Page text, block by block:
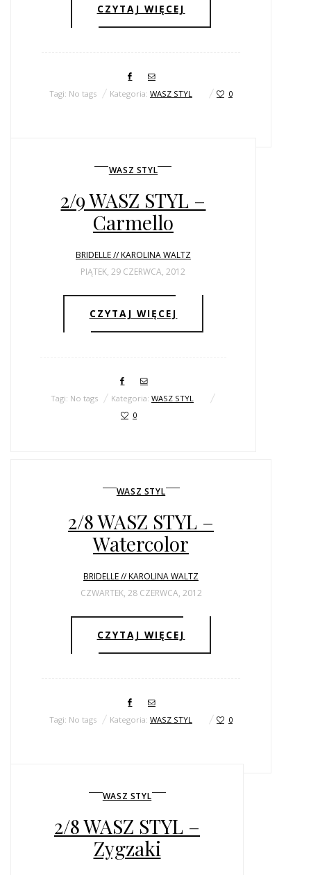
CZYTAJ WIĘCEJ
Tagi: No tags Kategoria: WASZ STYL 0
WASZ STYL
2/9 WASZ STYL –
Carmello
BRIDELLE // KAROLINA WALTZ
PIĄTEK, 29 CZERWCA, 2012
CZYTAJ WIĘCEJ
Tagi: No tags Kategoria: WASZ STYL
0
WASZ STYL
2/8 WASZ STYL –
Watercolor
BRIDELLE // KAROLINA WALTZ
CZWARTEK, 28 CZERWCA, 2012
CZYTAJ WIĘCEJ
Tagi: No tags Kategoria: WASZ STYL 0
WASZ STYL
2/8 WASZ STYL –
Zygzaki